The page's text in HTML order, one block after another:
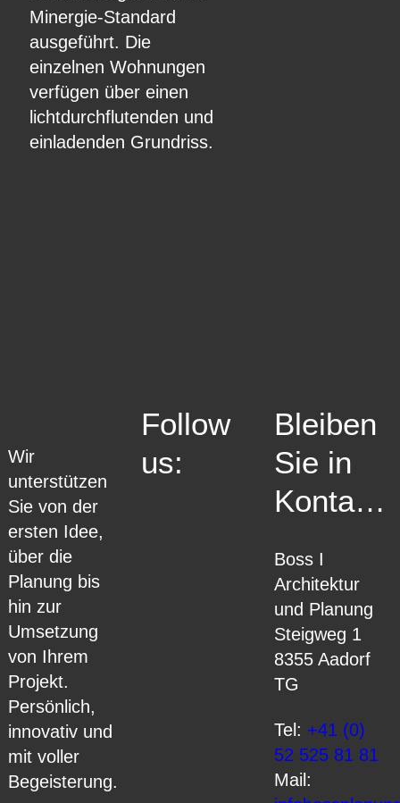
Minergie-Standard
ausgeführt. Die
einzelnen Wohnungen
verfügen über einen
lichtdurchflutenden und
einladenden Grundriss.
Wir
unterstützen
Sie von der
ersten Idee,
über die
Planung bis
hin zur
Umsetzung
von Ihrem
Projekt.
Persönlich,
innovativ und
mit voller
Begeisterung.
Follow
us:
Bleiben
Sie in
Kontakt:
Boss I
Architektur
und Planung
Steigweg 1
8355 Aadorf
TG
Tel: +41 (0)
52 525 81 81
Mail: